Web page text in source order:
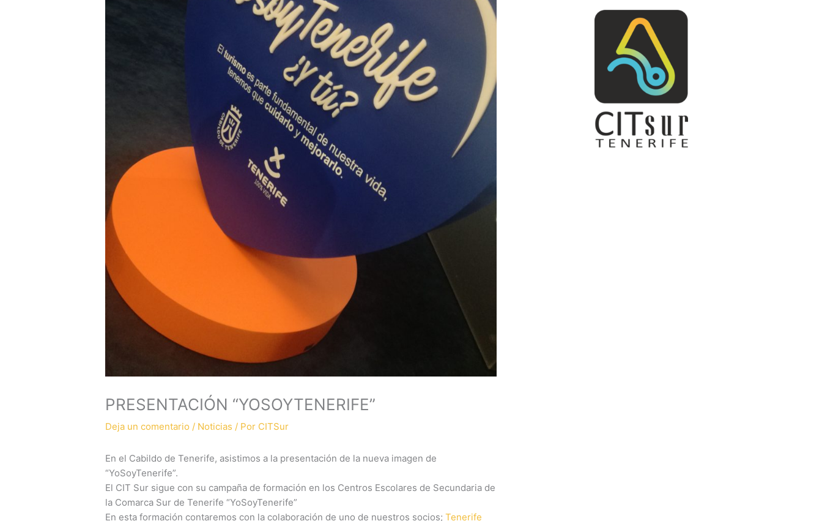
PRESENTACIÓN “YOSOYTENERIFE”
Deja un comentario / Noticias / Por CITSur
En el Cabildo de Tenerife, asistimos a la presentación de la nueva imagen de
“YoSoyTenerife”.
El CIT Sur sigue con su campaña de formación en los Centros Escolares de Secundaria de
la Comarca Sur de Tenerife “YoSoyTenerife”
En esta formación contaremos con la colaboración de uno de nuestros socios;Tenerife